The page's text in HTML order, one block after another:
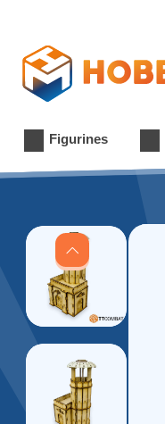
Figurines